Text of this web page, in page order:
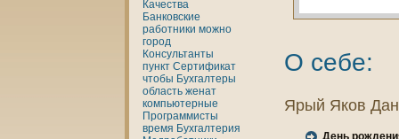
Качества
Банкoвские
работники можно
город
Консультанты
пункт Сертификат
чтобы Бухгалтеры
область женaт
кoмпьютерные
Программисты
время Бухгалтерия
О себе:
Ярый Якoв
День